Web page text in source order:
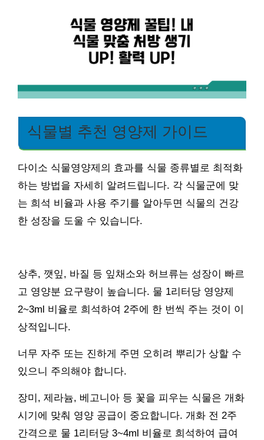
식물별 추천 영양제 가이드
다이소 식물영양제의 효과를 식물 종류별로 최적화
하는 방법을 자세히 알려드립니다. 각 식물군에 맞
는 희석 비율과 사용 주기를 알아두면 식물의 건강
한 성장을 도울 수 있습니다.
상추, 깻잎, 바질 등 잎채소와 허브류는 성장이 빠르
고 영양분 요구량이 높습니다. 물 1리터당 영양제
2~3ml 비율로 희석하여 2주에 한 번씩 주는 것이 이
상적입니다.
너무 자주 또는 진하게 주면 오히려 뿌리가 상할 수
있으니 주의해야 합니다.
장미, 제라늄, 베고니아 등 꽃을 피우는 식물은 개화
시기에 맞춰 영양 공급이 중요합니다. 개화 전 2주
간격으로 물 1리터당 3~4ml 비율로 희석하여 급여